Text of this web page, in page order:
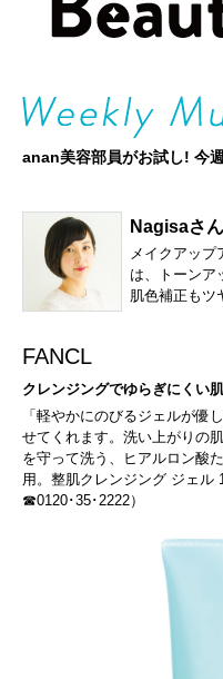
anan美容部員がお試し! 今
Nagisaさん
メイクアップ
は、トーンア
肌色補正もツ
FANCL
クレンジングでゆらぎにくい肌
「軽やかにのびるジェルが優
せてくれます。洗い上がりの
を守って洗う、ヒアルロン酸
用。整肌クレンジング ジェル
☎0120･35･2222）